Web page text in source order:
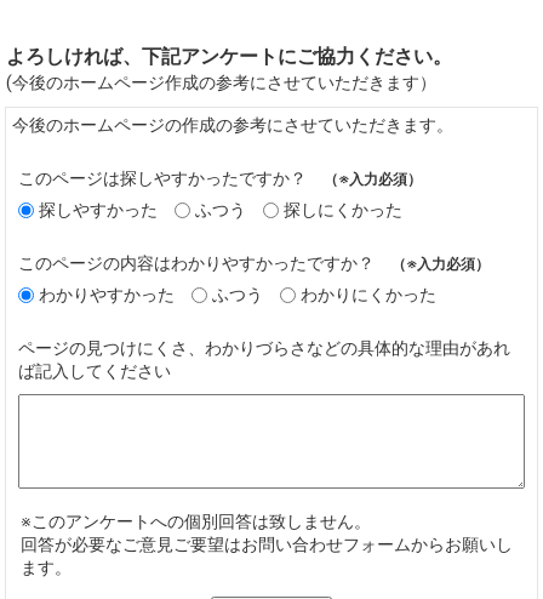
よろしければ、下記アンケートにご協力ください。
(今後のホームページ作成の参考にさせていただきます）
今後のホームページの作成の参考にさせていただきます。
このページは探しやすかったですか？ （※入力必須）
探しやすかった ふつう 探しにくかった
このページの内容はわかりやすかったですか？ （※入力必須）
わかりやすかった ふつう わかりにくかった
ページの見つけにくさ、わかりづらさなどの具体的な理由があれ
ば記入してください
※このアンケートへの個別回答は致しません。
回答が必要なご意見ご要望はお問い合わせフォームからお願いし
ます。